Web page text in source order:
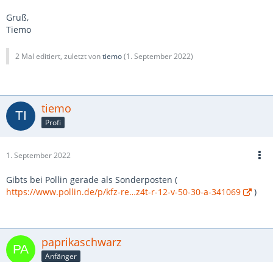
Gruß,
Tiemo
2 Mal editiert, zuletzt vontiemo(1. September 2022)
tiemo
Profi
1. September 2022
Gibts bei Pollin gerade als Sonderposten (
https://www.pollin.de/p/kfz-re…z4t-r-12-v-50-30-a-341069
)
paprikaschwarz
Anfänger